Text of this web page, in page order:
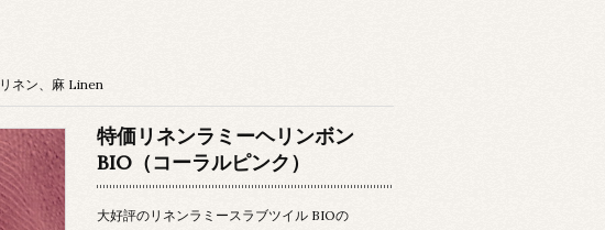
リネン、麻 Linen
特価リネンラミーヘリンボン
BIO（コーラルピンク）
大好評のリネンラミースラブツイル BIOの